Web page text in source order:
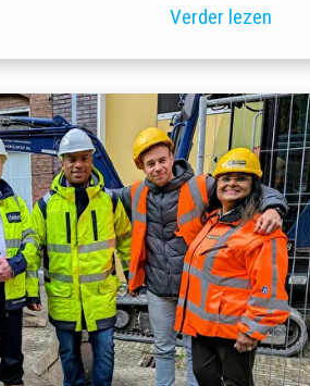
Verder lezen